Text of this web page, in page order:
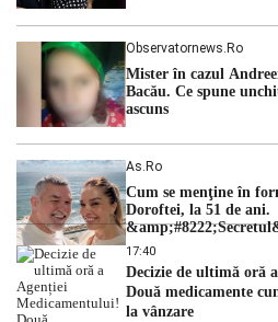
Observatornews.ro
Mister în cazul
Bacău. Ce spune
ascuns
As.ro
Cum se menţine în
Doroftei, la 51 de ani.
dezvăluit
17:40
Decizie de ultimă oră
Două medicamente
la vânzare